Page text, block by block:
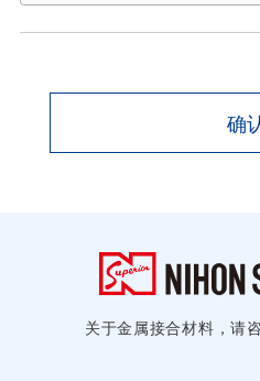
确
关于金属接合材料，请